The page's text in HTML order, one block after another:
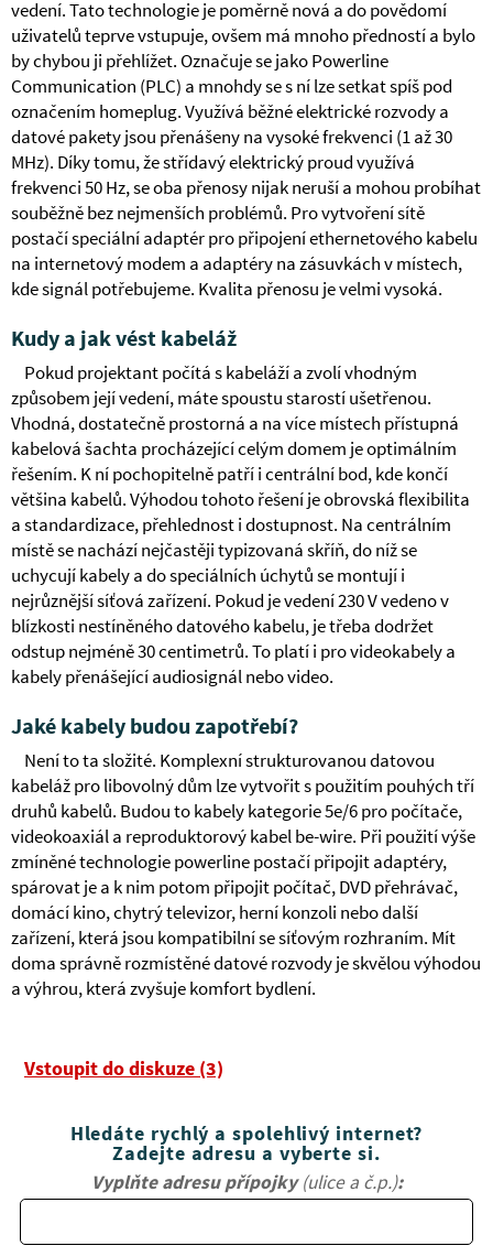
vedení. Tato technologie je poměrně nová a do povědomí
uživatelů teprve vstupuje, ovšem má mnoho předností a bylo
by chybou ji přehlížet. Označuje se jako Powerline
Communication (PLC) a mnohdy se s ní lze setkat spíš pod
označením homeplug. Využívá běžné elektrické rozvody a
datové pakety jsou přenášeny na vysoké frekvenci (1 až 30
MHz). Díky tomu, že střídavý elektrický proud využívá
frekvenci 50 Hz, se oba přenosy nijak neruší a mohou probíhat
souběžně bez nejmenších problémů. Pro vytvoření sítě
postačí speciální adaptér pro připojení ethernetového kabelu
na internetový modem a adaptéry na zásuvkách v místech,
kde signál potřebujeme. Kvalita přenosu je velmi vysoká.
Kudy a jak vést kabeláž
Pokud projektant počítá s kabeláží a zvolí vhodným
způsobem její vedení, máte spoustu starostí ušetřenou.
Vhodná, dostatečně prostorná a na více místech přístupná
kabelová šachta procházející celým domem je optimálním
řešením. K ní pochopitelně patří i centrální bod, kde končí
většina kabelů. Výhodou tohoto řešení je obrovská flexibilita
a standardizace, přehlednost i dostupnost. Na centrálním
místě se nachází nejčastěji typizovaná skříň, do níž se
uchycují kabely a do speciálních úchytů se montují i
nejrůznější síťová zařízení. Pokud je vedení 230 V vedeno v
blízkosti nestíněného datového kabelu, je třeba dodržet
odstup nejméně 30 centimetrů. To platí i pro videokabely a
kabely přenášející audiosignál nebo video.
Jaké kabely budou zapotřebí?
Není to ta složité. Komplexní strukturovanou datovou
kabeláž pro libovolný dům lze vytvořit s použitím pouhých tří
druhů kabelů. Budou to kabely kategorie 5e/6 pro počítače,
videokoaxiál a reproduktorový kabel be-wire. Při použití výše
zmíněné technologie powerline postačí připojit adaptéry,
spárovat je a k nim potom připojit počítač, DVD přehrávač,
domácí kino, chytrý televizor, herní konzoli nebo další
zařízení, která jsou kompatibilní se síťovým rozhraním. Mít
doma správně rozmístěné datové rozvody je skvělou výhodou
a výhrou, která zvyšuje komfort bydlení.
Vstoupit do diskuze (3)
Hledáte rychlý a spolehlivý internet?
Zadejte adresu a vyberte si.
Vyplňte adresu přípojky(ulice a č.p.):